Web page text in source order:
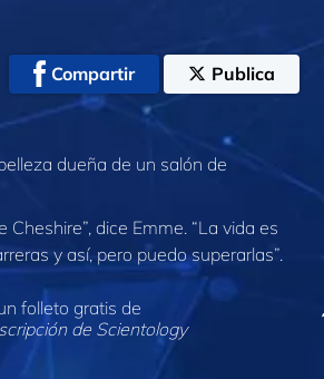
Compartir Publica
dueña de un salón de
dice Emme. “La vida es
y así, pero puedo superarlas”.
folleto gratis de
de Scientology